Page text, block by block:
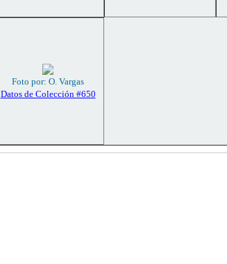
Foto por: O. Vargas
Datos de Colección #650